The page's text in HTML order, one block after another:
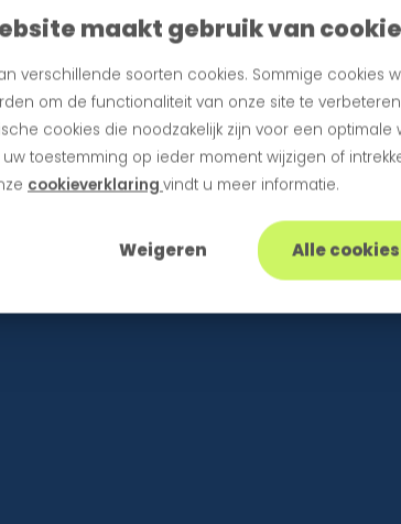
maakt gebruik van
verschillende soorten cookies. Sommige cookies
om de functionaliteit van onze site te
cookies die noodzakelijk zijn voor een optimale
uw toestemming op ieder moment wijzigen of
cookieverklaring vindt u meer informatie.
Weigeren Alle